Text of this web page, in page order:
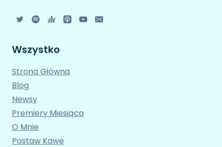
Wszystko
Strona Główna
Blog
Newsy
Premiery Miesiąca
O Mnie
Postaw Kawę